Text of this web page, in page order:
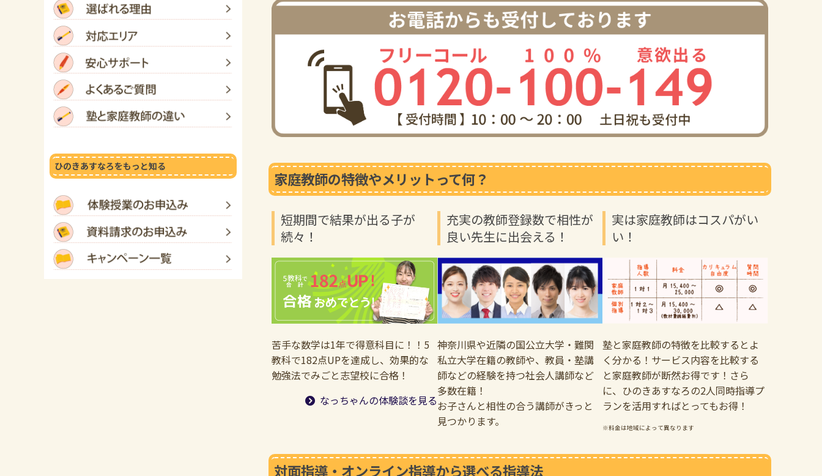
家庭教師の特徴やメリットって何？
短期間で結果が出る子が
続々！
苦手な数学は1年で得意科目に！！5
教科で182点UPを達成し、効果的な
勉強法でみごと志望校に合格！
なっちゃんの体験談を見る
充実の教師登録数で相性が
良い先生に出会える！
神奈川県や近隣の国公立大学・難関
私立大学在籍の教師や、教員・塾講
師などの経験を持つ社会人講師など
多数在籍！
お子さんと相性の合う講師がきっと
見つかります。
実は家庭教師はコスパがい
い！
塾と家庭教師の特徴を比較するとよ
く分かる！サービス内容を比較する
と家庭教師が断然お得です！さら
に、ひのきあすなろの2人同時指導プ
ランを活用すればとってもお得！
※料金は地域によって異なります
対面指導・オンライン指導から選べる指導法
ひのきあすなろをもっと知る